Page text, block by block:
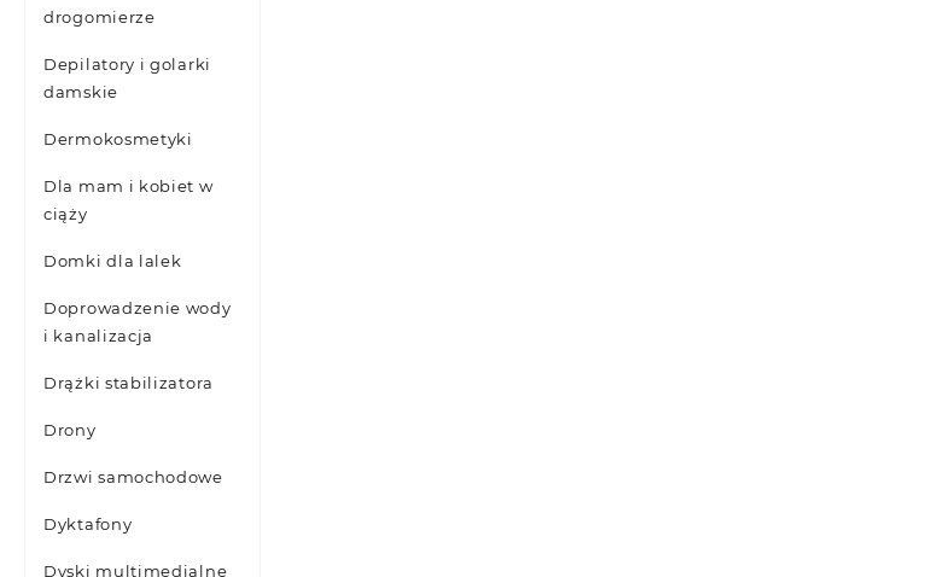
drogomierze
Depilatory i golarki
damskie
Dermokosmetyki
Dla mam i kobiet w
ciąży
Domki dla lalek
Doprowadzenie wody
i kanalizacja
Drążki stabilizatora
Drony
Drzwi samochodowe
Dyktafony
Dyski multimedialne